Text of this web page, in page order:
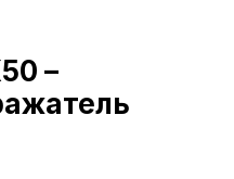
–